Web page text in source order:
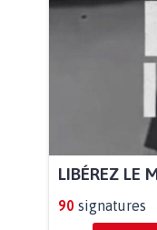
LIBÉREZ LE
90 signatures